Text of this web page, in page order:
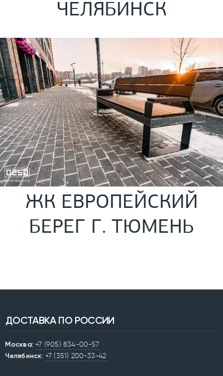
ЧЕЛЯБИНСК
ЖК ЕВРОПЕЙСКИЙ
БЕРЕГ Г. ТЮМЕНЬ
ДОСТАВКА ПО РОССИИ
Москва: +7 (905) 834-00-57
Челябинск: +7 (351) 200-33-42